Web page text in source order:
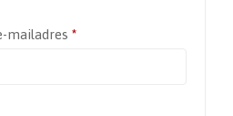
mailadres *Vereist